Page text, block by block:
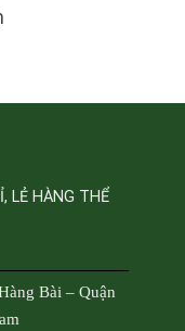
LẺ HÀNG THỂ
Bài – Quận